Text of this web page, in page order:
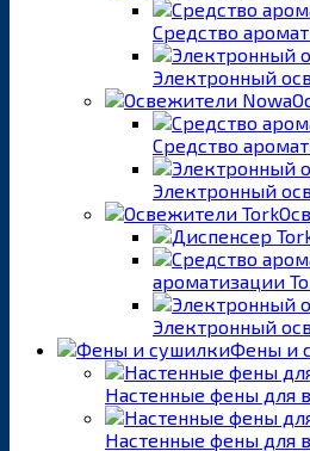
Средство
Электронный
Средство
Электронный
ароматизации
Электронный
Фены и
Настенные фены для
Настенные фены для